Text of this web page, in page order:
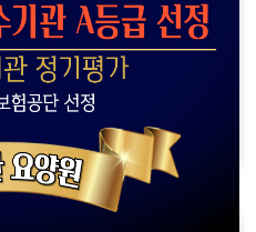
최고의 서비스를 제공하겠습니다.
둘러보기